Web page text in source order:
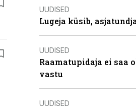
UUDISED
Lugeja küsib,
UUDISED
Raamatupidaja ei saa
vastu
UUDISED